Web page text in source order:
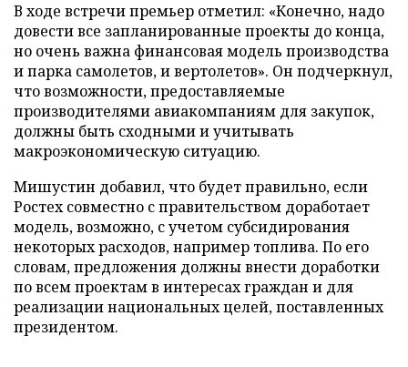
В ходе встречи премьер отметил: «Конечно, надо
довести все запланированные проекты до конца,
но очень важна финансовая модель производства
и парка самолетов, и вертолетов». Он подчеркнул,
что возможности, предоставляемые
производителями авиакомпаниям для закупок,
должны быть сходными и учитывать
макроэкономическую ситуацию.
Мишустин добавил, что будет правильно, если
Ростех совместно с правительством доработает
модель, возможно, с учетом субсидирования
некоторых расходов, например топлива. По его
словам, предложения должны внести доработки
по всем проектам в интересах граждан и для
реализации национальных целей, поставленных
президентом.